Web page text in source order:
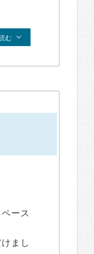
む
ース
まし